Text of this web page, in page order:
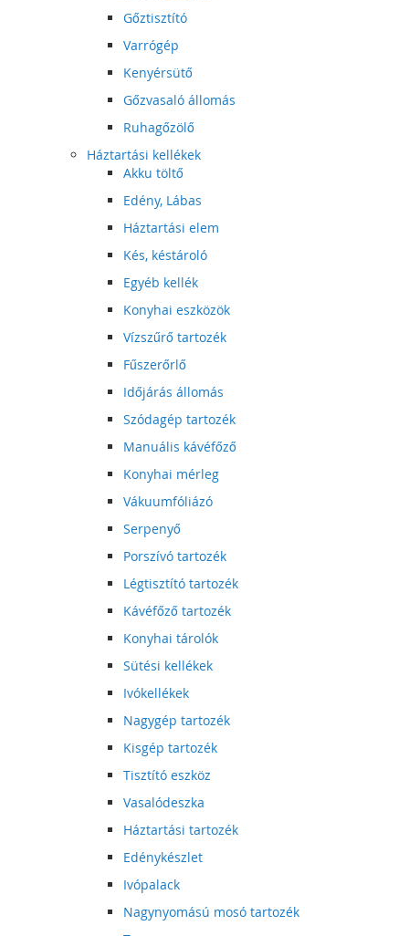
Gőztisztító
Varrógép
Kenyérsütő
Gőzvasaló állomás
Ruhagőzölő
Háztartási kellékek
Akku töltő
Edény, Lábas
Háztartási elem
Kés, késtároló
Egyéb kellék
Konyhai eszközök
Vízszűrő tartozék
Fűszerőrlő
Időjárás állomás
Szódagép tartozék
Manuális kávéfőző
Konyhai mérleg
Vákuumfóliázó
Serpenyő
Porszívó tartozék
Légtisztító tartozék
Kávéfőző tartozék
Konyhai tárolók
Sütési kellékek
Ivókellékek
Nagygép tartozék
Kisgép tartozék
Tisztító eszköz
Vasalódeszka
Háztartási tartozék
Edénykészlet
Ivópalack
Nagynyomású mosó tartozék